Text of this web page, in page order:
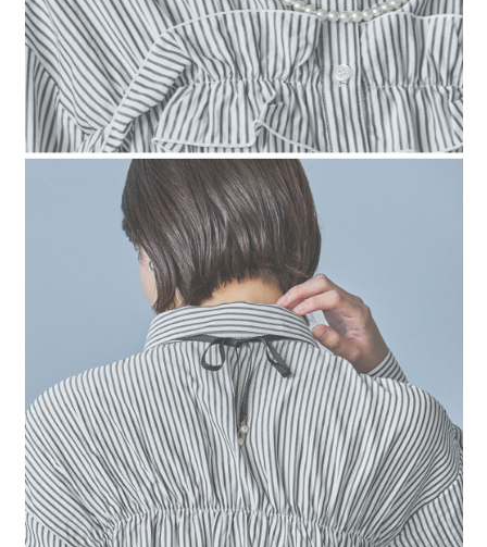
任。
４．使用「AFTEE先享後付」時，將依據個別帳號之用戶狀況，依本公司即
時審查核予不同之上限額度；若仍有額度不足之情形，本公司將視審查結果
請求用戶進行身份認證。
５．嚴禁一人註冊多個帳號或使用他人資訊註冊。若發現惡意使用之情形，
恩沛科技股份有限公司將有權停止該用戶之使用額度並採取法律行動。